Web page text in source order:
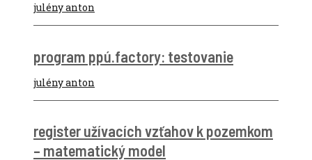
julény anton
program ppú.factory: testovanie
julény anton
register užívacích vzťahov k pozemkom
– matematický model